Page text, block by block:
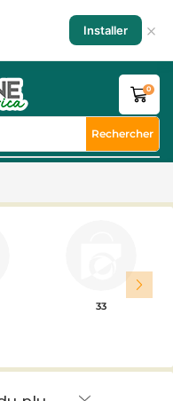
Rechercher
0
33
Installer ×